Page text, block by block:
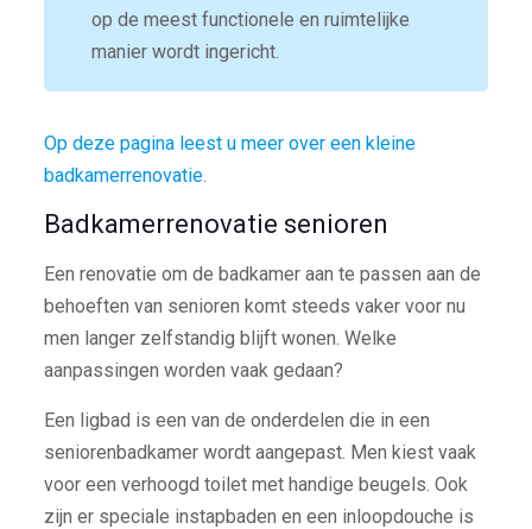
op de meest functionele en ruimtelijke
manier wordt ingericht.
Op deze pagina leest u meer over een kleine
badkamerrenovatie.
Badkamerrenovatie senioren
Een renovatie om de badkamer aan te passen aan de
behoeften van senioren komt steeds vaker voor nu
men langer zelfstandig blijft wonen. Welke
aanpassingen worden vaak gedaan?
Een ligbad is een van de onderdelen die in een
seniorenbadkamer wordt aangepast. Men kiest vaak
voor een verhoogd toilet met handige beugels. Ook
zijn er speciale instapbaden en een inloopdouche is